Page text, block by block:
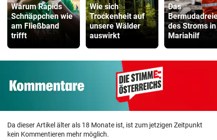
Warum Rapids
Schnäppchen wie
am Fließband
trifft
Wie sich
Trockenheit auf
unsere Wälder
auswirkt
Das
des Stroms in
Mariahilf
Da dieser Artikel älter als 18 Monate ist, ist zum jetzigen Zeitpunkt
kein Kommentieren mehr möglich.